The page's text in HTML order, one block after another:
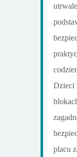
Dzieci
placu